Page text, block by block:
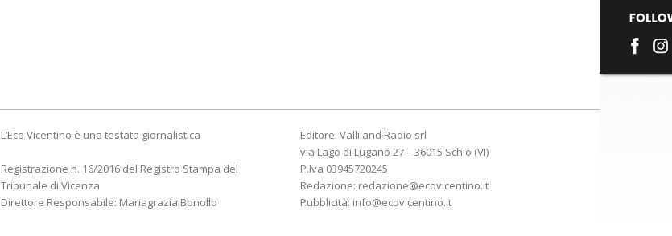
L’Eco Vicentino è una testata giornalistica
Registrazione n. 16/2016 del Registro Stampa del
Tribunale di Vicenza
Direttore Responsabile: Mariagrazia Bonollo
Editore: Valliland Radio srl
via Lago di Lugano 27 – 36015 Schio (VI)
P.Iva 03945720245
Redazione: redazione@ecovicentino.it
Pubblicità: info@ecovicentino.it